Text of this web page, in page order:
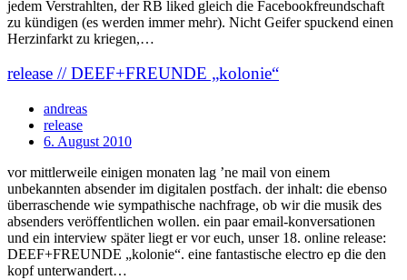
jedem Verstrahlten, der RB liked gleich die Facebookfreundschaft
zu kündigen (es werden immer mehr). Nicht Geifer spuckend einen
Herzinfarkt zu kriegen,…
release // DEEF+FREUNDE „kolonie“
andreas
release
6. August 2010
vor mittlerweile einigen monaten lag ’ne mail von einem
unbekannten absender im digitalen postfach. der inhalt: die ebenso
überraschende wie sympathische nachfrage, ob wir die musik des
absenders veröffentlichen wollen. ein paar email-konversationen
und ein interview später liegt er vor euch, unser 18. online release:
DEEF+FREUNDE „kolonie“. eine fantastische electro ep die den
kopf unterwandert…